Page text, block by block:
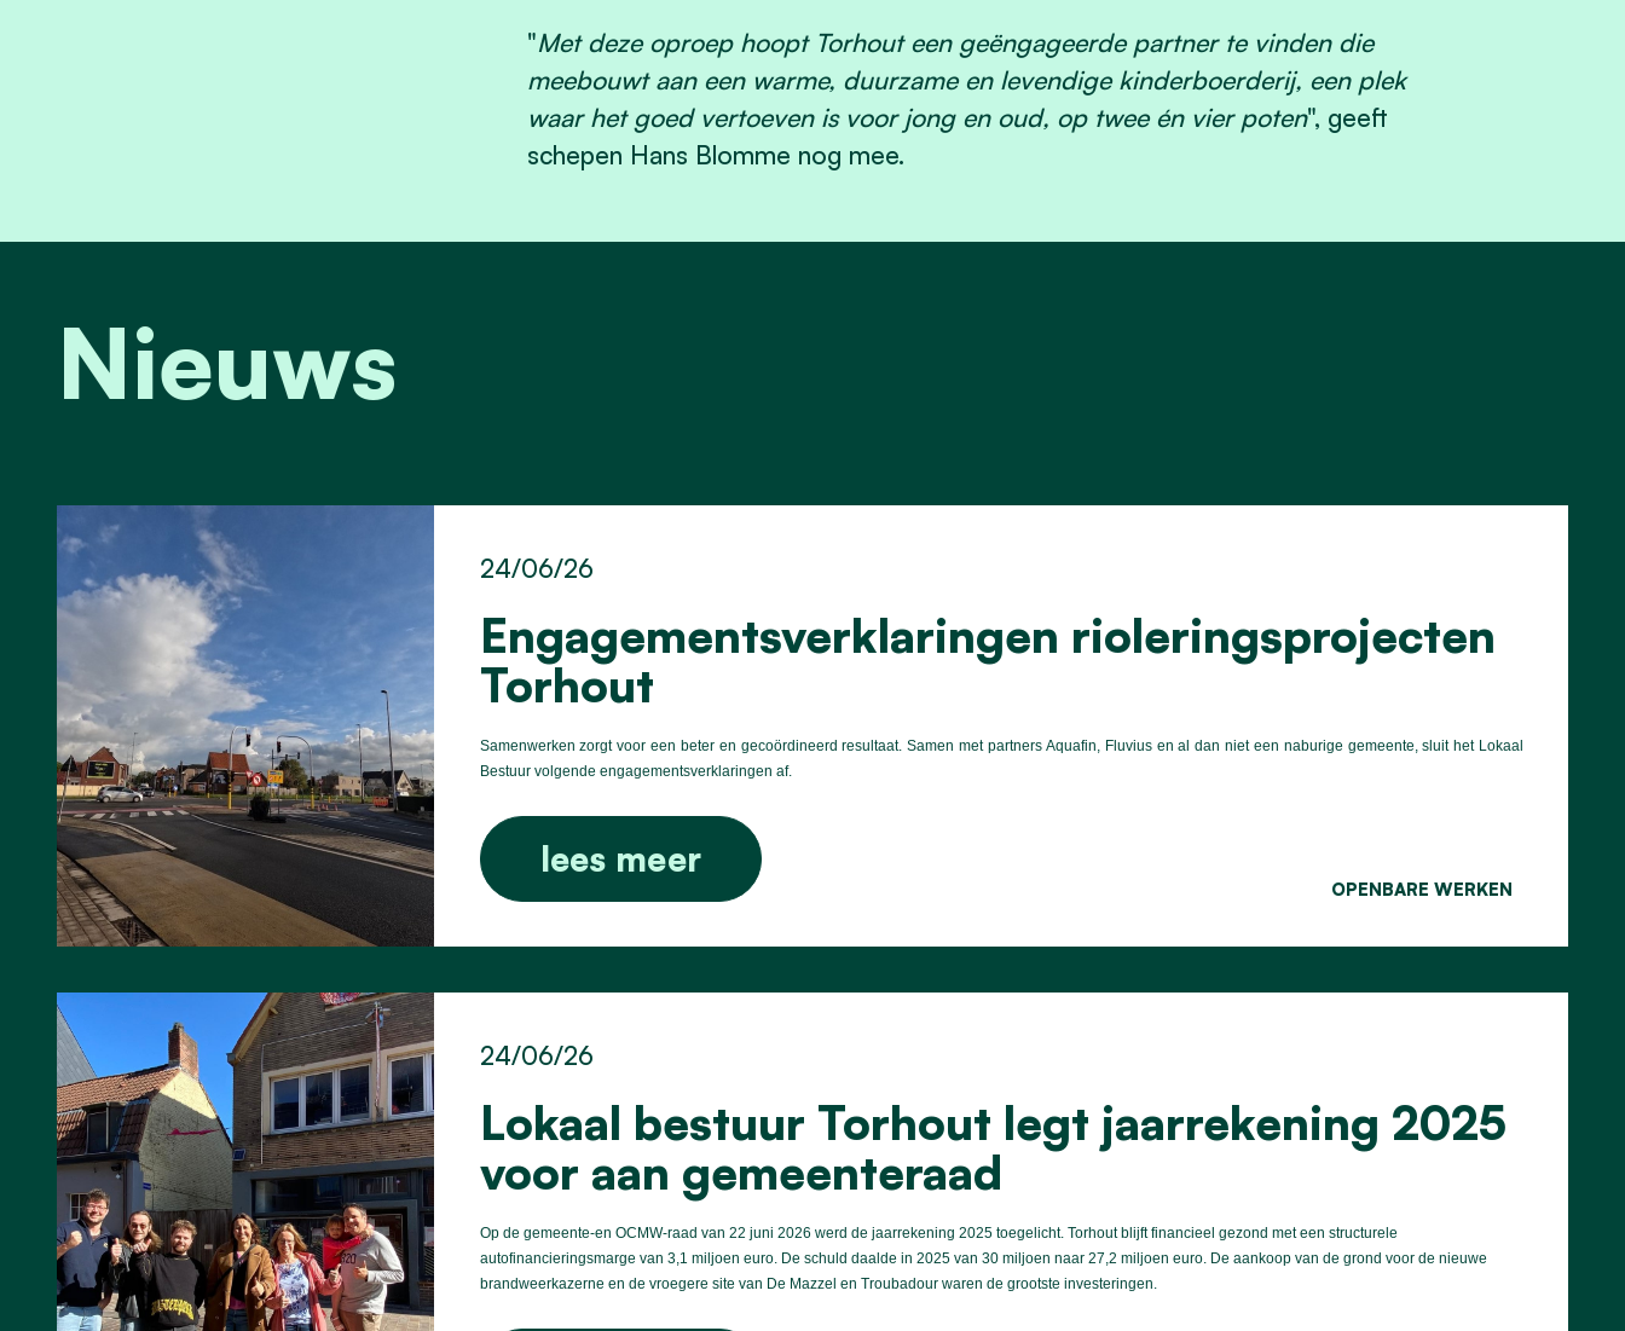
"Met deze oproep hoopt Torhout een geëngageerde partner te vinden die
meebouwt aan een warme, duurzame en levendige kinderboerderij, een plek
waar het goed vertoeven is voor jong en oud, op twee én vier poten", geeft
schepen Hans Blomme nog mee.
Nieuws
Engagementsverklaringen rioleringsprojecten
Torhout
24/06/26
Samenwerken zorgt voor een beter en gecoördineerd resultaat. Samen met partners Aquafin, Fluvius en al dan niet een naburige gemeente, sluit het Lokaal
Bestuur volgende engagementsverklaringen af.
lees meer
OPENBARE WERKEN
Lokaal bestuur Torhout legt jaarrekening 2025
voor aan gemeenteraad
24/06/26
Op de gemeente-en OCMW-raad van 22 juni 2026 werd de jaarrekening 2025 toegelicht. Torhout blijft financieel gezond met een structurele
autofinancieringsmarge van 3,1 miljoen euro. De schuld daalde in 2025 van 30 miljoen naar 27,2 miljoen euro. De aankoop van de grond voor de nieuwe
brandweerkazerne en de vroegere site van De Mazzel en Troubadour waren de grootste investeringen.